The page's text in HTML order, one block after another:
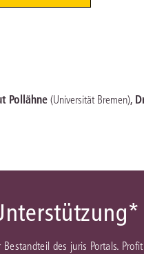
Pollähne (Universität Bremen),
des juris Portals.